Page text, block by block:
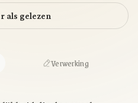
als gelezen
Verwerking